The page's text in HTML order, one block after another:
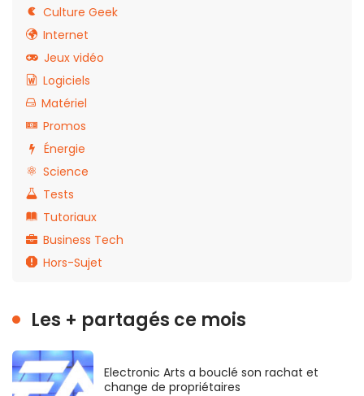
Culture Geek
Internet
Jeux vidéo
Logiciels
Matériel
Promos
Énergie
Science
Tests
Tutoriaux
Business Tech
Hors-Sujet
Les + partagés ce mois
Electronic Arts a bouclé son rachat et
change de propriétaires